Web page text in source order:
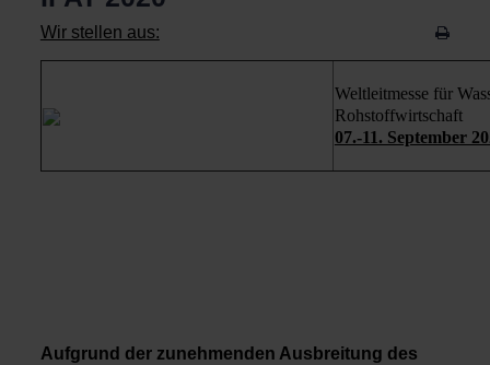
Wir stellen aus:
Weltleitmesse für
Rohstoffwirtschaft
07.-11. September
Aufgrund der zunehmenden Ausbreitung des